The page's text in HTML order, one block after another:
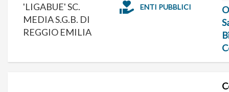
'LIGABUE' SC.
MEDIA S.G.B. DI
REGGIO EMILIA
ENTI PUBBLICI